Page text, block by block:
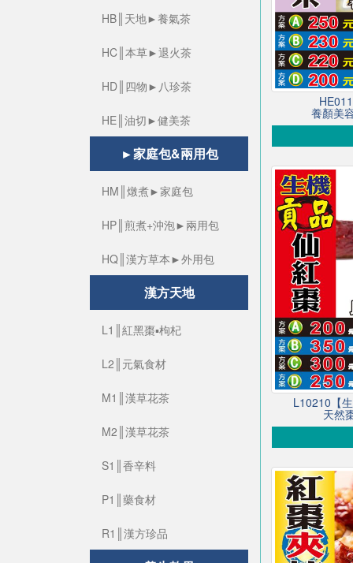
養顏美
L10210【
天然
HB║天地►養氣茶
HC║本草►退火茶
HD║四物►八珍茶
HE║油切►健美茶
►家庭包&兩用包
HM║燉煮►家庭包
HP║煎煮+沖泡►兩用包
HQ║漢方草本►外用包
漢方天地
L1║紅黑棗▪枸杞
L2║元氣食材
M1║漢草花茶
M2║漢草花茶
S1║香辛料
P1║藥食材
R1║漢方珍品